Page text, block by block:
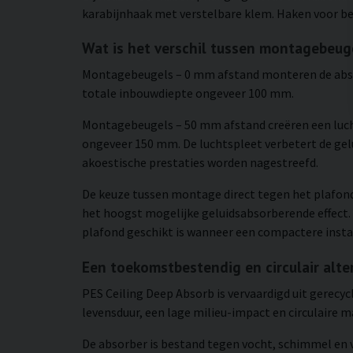
karabijnhaak met verstelbare klem. Haken voor
Wat is het verschil tussen
Montagebeugels – 0 mm afstand monteren de
totale inbouwdiepte ongeveer 100 mm.
Montagebeugels – 50 mm afstand creëren een
ongeveer 150 mm. De luchtspleet verbetert de
akoestische prestaties worden nagestreefd.
De keuze tussen montage direct tegen het
het hoogst mogelijke geluidsabsorberende
plafond geschikt is wanneer een compactere
Een toekomstbestendig en circulair
PES Ceiling Deep Absorb is vervaardigd uit
levensduur, een lage milieu-impact en circulaire
De absorber is bestand tegen vocht, schimmel